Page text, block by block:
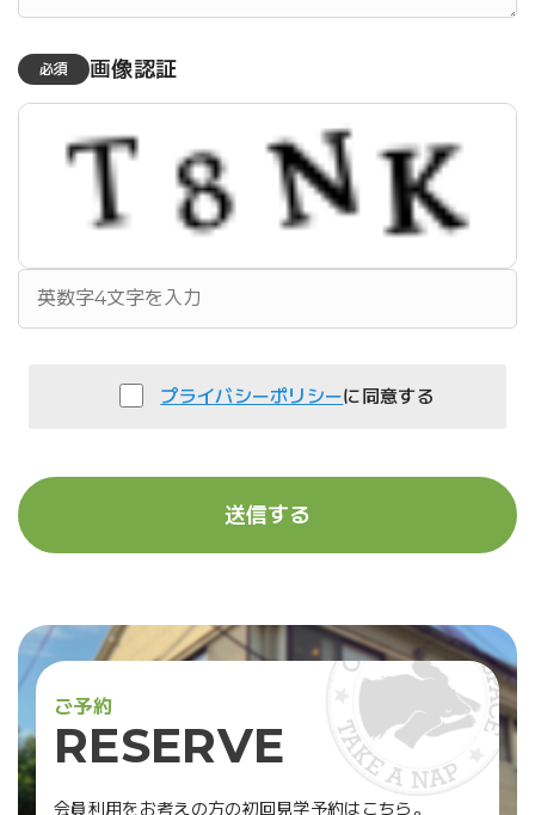
必須 画像認証
プライバシーポリシーに同意する
ご予約
RESERVE
会員利用をお考えの方の初回見学予約はこちら。